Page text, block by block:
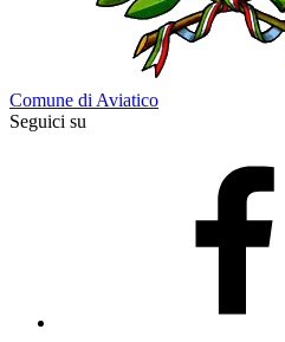
Comune di Aviatico
Seguici su